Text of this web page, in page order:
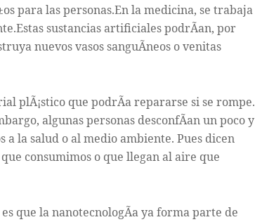
para las personas.En la medicina, se trabaja
sustancias artificiales podrÃ­an, por
nuevos vasos sanguÃ­neos o venitas
plÃ¡stico que podrÃ­a repararse si se rompe.
algunas personas desconfÃ­an un poco y
la salud o al medio ambiente. Pues dicen
consumimos o que llegan al aire que
que la nanotecnologÃ­a ya forma parte de